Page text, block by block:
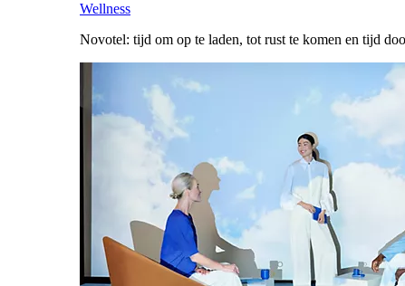
Wellness
Novotel: tijd om op te laden, tot rust te komen en tijd